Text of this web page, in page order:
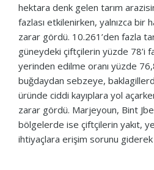
hektara denk gelen tarım
fazlası etkilenirken, yalnızca bir
zarar gördü. 10.261’den fazla
güneydeki çiftçilerin yüzde 78’i
yerinden edilme oranı yüzde
buğdaydan sebzeye,
üründe ciddi kayıplara yol
zarar gördü. Marjeyoun, Bint
bölgelerde ise çiftçilerin yakıt,
ihtiyaçlara erişim sorunu